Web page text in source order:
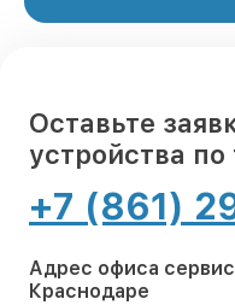
Оставьте
устройства
+7 (861)
Адрес офиса
Краснодаре